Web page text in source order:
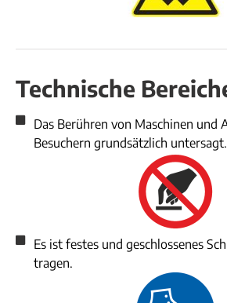
Technische
Das Berühren von Maschinen und
Besuchern grundsätzlich untersagt.
Es ist festes und geschlossenes
tragen.